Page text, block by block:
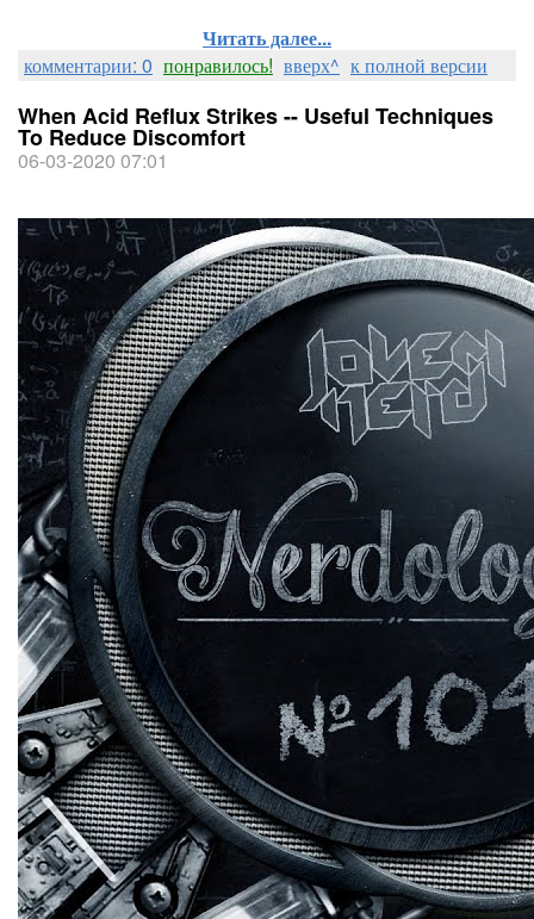
Читать далее...
комментарии: 0 понравилось! вверх^ к полной версии
When Acid Reflux Strikes -- Useful Techniques
To Reduce Discomfort
06-03-2020 07:01